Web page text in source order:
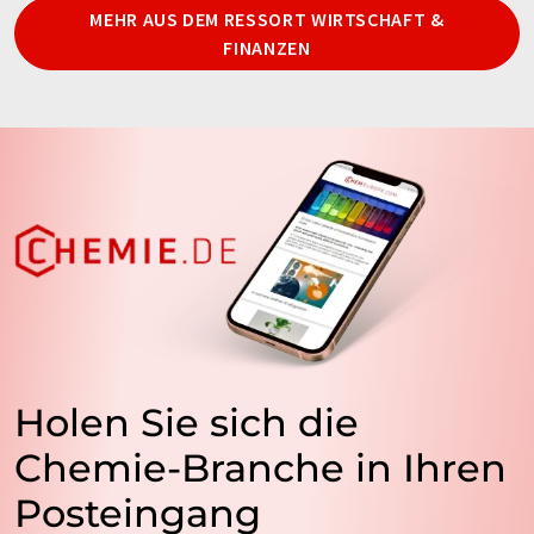
MEHR AUS DEM RESSORT WIRTSCHAFT &
FINANZEN
Holen Sie sich die
Chemie-Branche in Ihren
Posteingang